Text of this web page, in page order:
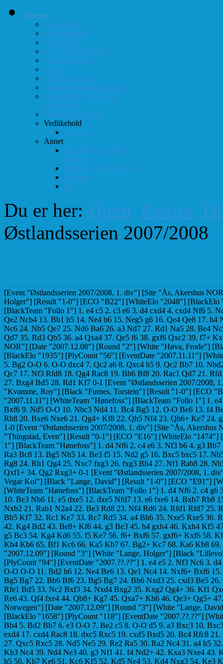
Diverse
Støtteordning
Sjakkrating.no
FIDE-rating
Follo-kombinasjoner
Grasrotandelen
Linker
DVD-er til utlån
Virtuell sjakklubb (lichess)
Førsteplasser i eksterne
turneringer
Hedersbevisninger
Vedlikehold
Logg inn
Annet
Ikke helt som andre
muséer...
Intervju klubbmester 2013
Skjemaer
test
Du er her: Hjem Partier
Østlandsserien 2007/2008
[Event "Østlandsserien 2007/2008, 1. div"] [Site "Ås, Akershus NOR"] [Date "2007.12.08"] [Round "2"] [White "Myhrvold, Rune"] [Black "Lange, Holger"] [Result "1-0"] [ECO "B22"] [WhiteElo "2048"] [BlackElo "1688"] [PlyCount "79"] [EventDate "2007.11.11"] [WhiteTeam "Hønefoss"] [BlackTeam "Follo 1"] 1. e4 c5 2. c3 e6 3. d4 cxd4 4. cxd4 Nf6 5. Nc3 d6 6. Nf3 Be7 7. Bd3 O-O 8. O-O Nc6 9. Re1 h6 10. e5 dxe5 11. dxe5 Nd5 12. Qe2 Ncb4 13. Bb1 h5 14. Ne4 b6 15. Neg5 g6 16. Qe4 Qe8 17. h4 Na6 18. Nd4 Nc5 19. Qf3 Bb7 20. Qg3 Rd8 21. b3 Nb4 22. Bb2 Bxg5 23. hxg5 Nc6 24. Nb5 Qe7 25. Nd6 Ba6 26. a3 Nd7 27. Rd1 Na5 28. Be4 Nc5 29. Bc2 Nd7 30. Rac1 Bc8 31. b4 Nb7 32. Be4 Nb8 33. Rc2 Nxd6 34. exd6 Qd7 35. Rd3 Qb5 36. a4 Qxa4 37. Qe5 f6 38. gxf6 Qxc2 39. f7+ Kxf7 40. Qg7+ 1-0 [Event "Østlandsserien 2007/2008, 1. div"] [Site "Ås, Akershus NOR"] [Date "2007.12.08"] [Round "2"] [White "Høva, Frode"] [Black "Dyrdal, Arnbjørn"] [Result "0-1"] [ECO "E05"] [WhiteElo "1548"] [BlackElo "1935"] [PlyCount "56"] [EventDate "2007.11.11"] [WhiteTeam "Follo 1"] [BlackTeam "Hønefoss"] 1. d4 Nf6 2. c4 e6 3. g3 d5 4. Nf3 Be7 5. Bg2 O-O 6. O-O dxc4 7. Qc2 a6 8. Qxc4 b5 9. Qc2 Bb7 10. Nbd2 Nbd7 11. e4 c5 12. e5 Nd5 13. dxc5 Nxc5 14. Ng5 Bxg5 15. Qxc5 Be7 16. Qd4 Qc7 17. Nf3 Rfd8 18. Qg4 Rac8 19. Bh6 Bf8 20. Rac1 Qd7 21. Rfd1 Rc4 22. Nd4 Ne7 23. Bxg7 Bxg7 24. Nxe6 Rxg4 25. Rxd7 Rxd7 26. Bh3 fxe6 27. Bxg4 Bd5 28. Rd1 Kf7 0-1 [Event "Østlandsserien 2007/2008, 1. div"] [Site "Ås, Akershus NOR"] [Date "2007.12.08"] [Round "2"] [White "Kvamme, Roy"] [Black "Furnes, Torstein"] [Result "1-0"] [ECO "B32"] [WhiteElo "1928"] [BlackElo "1548"] [PlyCount "59"] [EventDate "2007.11.11"] [WhiteTeam "Hønefoss"] [BlackTeam "Follo 1"] 1. e4 c5 2. Nf3 Nc6 3. d4 cxd4 4. Nxd4 e5 5. Nb5 d6 6. N5c3 Nf6 7. Bg5 Be7 8. Bxf6 Bxf6 9. Nd5 O-O 10. Nbc3 Nd4 11. Bc4 Bg5 12. O-O Be6 13. f4 Be7 14. f5 Bd7 15. Nxe7+ Qxe7 16. f6 Qd8 17. Nd5 Be6 18. fxg7 Kxg7 19. Nf6 Rh8 20. Bxe6 Nxe6 21. Qg4+ Kf8 22. Qh5 Nf4 23. Qh6+ Ke7 24. g3 Ng6 25. Rf2 Qf8 26. Qg5 h6 27. Qf5 Rd8 28. Raf1 Qg7 29. Nd5+ Kf8 30. Qe6 1-0 [Event "Østlandsserien 2007/2008, 1. div"] [Site "Ås, Akershus NOR"] [Date "2007.12.08"] [Round "2"] [White "Moberg, Jan Rune"] [Black "Thingstad, Even"] [Result "0-1"] [ECO "E16"] [WhiteElo "1474"] [BlackElo "1888"] [PlyCount "68"] [EventDate "2007.11.11"] [WhiteTeam "Follo 1"] [BlackTeam "Hønefoss"] 1. d4 Nf6 2. c4 e6 3. Nf3 b6 4. g3 Bb7 5. Bg2 d6 6. O-O Nbd7 7. a4 a5 8. Nc3 Be7 9. Qc2 O-O 10. e4 e5 11. d5 Nc5 12. Ra3 Bc8 13. Bg5 Nh5 14. Be3 f5 15. Nd2 g5 16. Bxc5 bxc5 17. Nb5 g4 18. h3 f4 19. hxg4 Bxg4 20. Bf3 Bxf3 21. Rxf3 Qd7 22. Kg2 Kh8 23. Qc3 Rg8 24. Rh1 Qg4 25. Nxc7 fxg3 26. fxg3 Bh4 27. Nf1 Rab8 28. Nb5 Qxe4 29. Kf2 Nf4 30. Qd2 Rbf8 31. Rxh4 Nh3+ 32. Kg2 Qxf3+ 33. Kxh3 Qxf1+ 34. Qg2 Rxg3+ 0-1 [Event "Østlandsserien 2007/2008, 1. div"] [Site "Ås, Akershus NOR"] [Date "2007.12.08"] [Round "2"] [White "Gandrud, Vegar Koi"] [Black "Lange, David"] [Result "1-0"] [ECO "E91"] [WhiteElo "1819"] [BlackElo "1468"] [PlyCount "137"] [EventDate "2007.11.11"] [WhiteTeam "Hønefoss"] [BlackTeam "Follo 1"] 1. d4 Nf6 2. c4 g6 3. Nc3 Bg7 4. e4 d6 5. Nf3 O-O 6. Be2 Bg4 7. O-O Nbd7 8. h3 Bxf3 9. Bxf3 c5 10. Be3 Nb6 11. e5 dxe5 12. dxe5 Nfd7 13. e6 fxe6 14. Bxb7 Rb8 15. Ba6 Ne5 16. Qe2 Qd3 17. Bxc5 Qxe2 18. Nxe2 Nexc4 19. Bxe7 Rf7 20. Bc5 Nxb2 21. Rab1 N2a4 22. Be3 Rd8 23. Nf4 Rd6 24. Rfd1 Rfd7 25. Rxd6 Rxd6 26. Bxb6 Nxb6 27. Re1 e5 28. Nd3 Nd7 29. Bc4+ Kf8 30. f3 Rd4 31. Bb5 Kf7 32. Rc1 Ke7 33. Rc7 Rd5 34. a4 Bh6 35. Nxe5 Rxe5 36. Rxd7+ Kf6 37. Rxh7 Be3+ 38. Kh2 Rd5 39. Rd7 Rxd7 40. Bxd7 g5 41. Kg3 Kg6 42. Kg4 Bd2 43. Be8+ Kf6 44. g3 Be3 45. h4 gxh4 46. Kxh4 Kf5 47. Bd7+ Kg6 48. Kg4 Kf6 49. f4 Bd2 50. Kf3 Ke7 51. Bc8 Kd6 52. g4 Kd5 53. g5 Bc3 54. Kg4 Kd6 55. f5 Ke7 56. f6+ Bxf6 57. gxf6+ Kxf6 58. Kf4 Ke7 59. Ke5 Kd8 60. Bh3 Kc7 61. Kd5 Kb6 62. Kc4 Ka5 63. Kb3 Ka6 64. Kb4 Kb6 65. Bf1 Kc6 66. Ka5 Kb7 67. Bg2+ Kc7 68. Ka6 Kb8 69. a5 1-0 [Event "Østlandsserien 2007/2008, 1. div."] [Site "Ås, Norwegen"] [Date "2007.12.09"] [Round "3"] [White "Lange, Holger"] [Black "Lillevold, Frode"] [Result "0-1"] [ECO "C56"] [WhiteElo "1688"] [BlackElo "2075"] [PlyCount "94"] [EventDate "2007.??.??"] 1. e4 e5 2. Nf3 Nc6 3. d4 exd4 4. Bc4 Nf6 5. Ng5 d5 6. exd5 Na5 7. Bb5+ c6 8. dxc6 bxc6 9. Bd3 Be7 10. O-O O-O 11. Bd2 h6 12. Ne4 Be6 13. Qe1 Nc4 14. Nxf6+ Bxf6 15. Qe4 g6 16. Bxh6 Re8 17. b3 Ne5 18. Qe2 Bg4 19. Qd2 Qd5 20. Qf4 Qe6 21. Bg5 Bg7 22. Bh6 Bf6 23. Bg5 Bg7 24. Bh6 Nxd3 25. cxd3 Be5 26. Qd2 Qf5 27. f3 Qh5